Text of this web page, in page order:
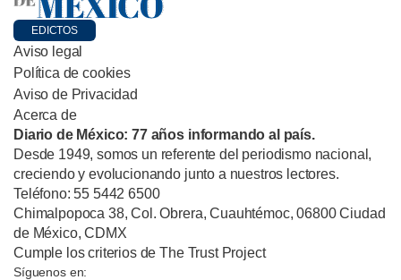
EDICTOS
Aviso legal
Política de cookies
Aviso de Privacidad
Acerca de
Diario de México: 77 años informando al país.
Desde 1949, somos un referente del periodismo nacional,
creciendo y evolucionando junto a nuestros lectores.
Teléfono: 55 5442 6500
Chimalpopoca 38, Col. Obrera, Cuauhtémoc, 06800 Ciudad
de México, CDMX
Cumple los criterios de The Trust Project
Síguenos en: